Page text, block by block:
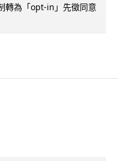
轉為「opt-in」先徵同意